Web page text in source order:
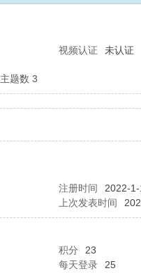
视频认证 未认证
主题数 3
注册时间
2022-
上次发表时间
积分
23
每天登录
25